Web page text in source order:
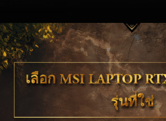
เลือก MSI LAPTOP
รุ่นที่ใช่